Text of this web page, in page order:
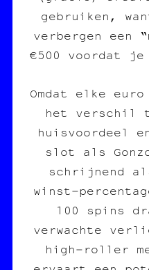
gebruiken,
verbergen een
€500 voordat
Omdat elke
het verschil
huisvoordeel
slot als
schrijnend
100 spins
verwachte
high‑roller